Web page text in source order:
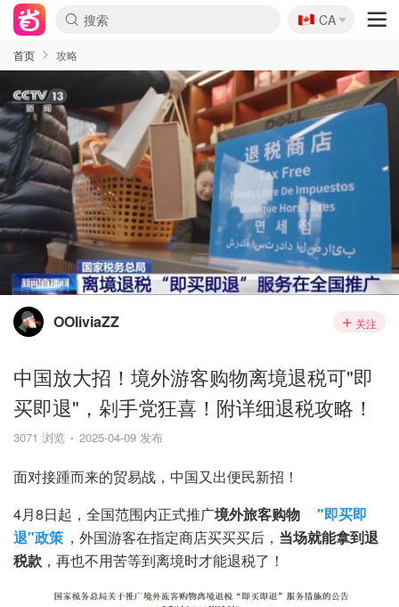
🇨🇦
CA
首页 攻略
OOliviaZZ 关注
中国放大招！境外游客购物离境退税可"即
买即退"，剁手党狂喜！附详细退税攻略！
3071 浏览 2025-04-09 发布
面对接踵而来的贸易战，中国又出便民新招！
4月8日起，全国范围内正式推广境外旅客购物
"即买即
退"政策 ，外国游客在指定商店买买买后， 当场就能拿到退
税款 ，再也不用苦等到离境时才能退税了！